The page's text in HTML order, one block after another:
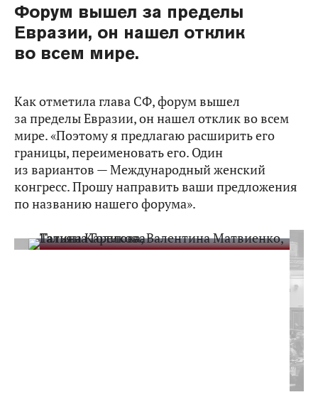
Форум вышел за пределы
Евразии, он нашел отклик
во всем мире.
Как отметила глава СФ, форум вышел
за пределы Евразии, он нашел отклик во всем
мире. «Поэтому я предлагаю расширить его
границы, переименовать его. Один
из вариантов — Международный женский
конгресс. Прошу направить ваши предложения
по названию нашего форума».